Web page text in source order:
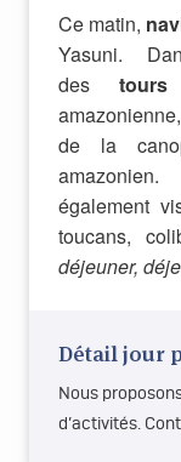
Ce matin,
Yasuni.
des tours
de la
également
toucans,
déjeuner,
Détail jour
Nous
d’activités.